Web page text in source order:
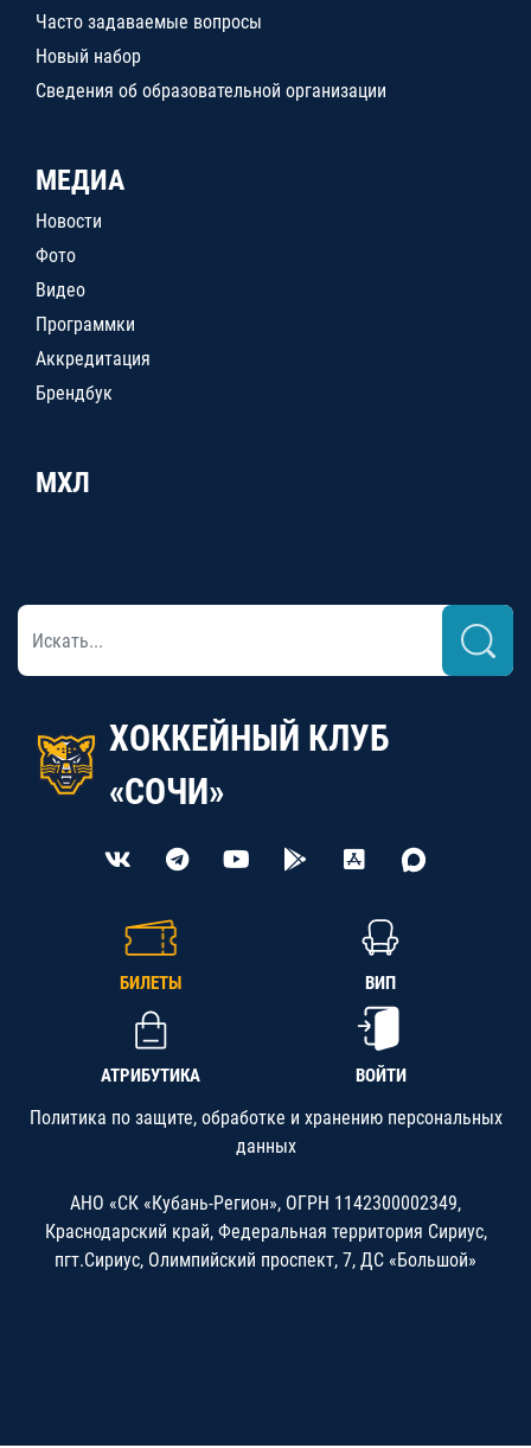
Часто задаваемые вопросы
Новый набор
Сведения об образовательной организации
МЕДИА
Новости
Фото
Видео
Программки
Аккредитация
Брендбук
МХЛ
ХОККЕЙНЫЙ КЛУБ
«СОЧИ»
БИЛЕТЫ ВИП
АТРИБУТИКА ВОЙТИ
Политика по защите, обработке и хранению персональных
данных
АНО «СК «Кубань-Регион», ОГРН 1142300002349,
Краснодарский край, Федеральная территория Сириус,
пгт.Сириус, Олимпийский проспект, 7, ДС «Большой»